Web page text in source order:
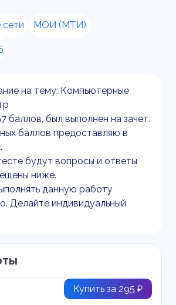
МОИ (МТИ)
на тему: Компьютерные
баллов, был выполнен на зачет.
баллов предоставляю в
будут вопросы и ответы
ниже.
данную работу
Делайте индивидуальный
Купить за 295 ₽